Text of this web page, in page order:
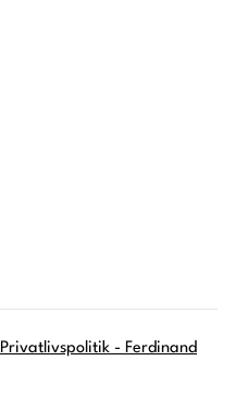
Privatlivspolitik - Ferdinand